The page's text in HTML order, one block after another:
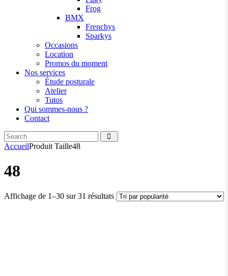
Frog
BMX
Frenchys
Sparkys
Occasions
Location
Promos du moment
Nos services
Étude posturale
Atelier
Tutos
Qui sommes-nous ?
Contact
Search
facebook
instagramm
AccueilProduit Taille48
48
Affichage de 1–30 sur 31 résultatsTrié